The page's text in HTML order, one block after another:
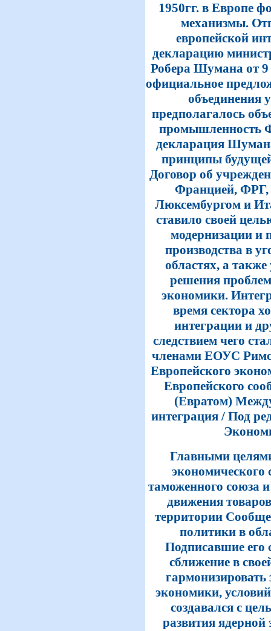
1950гг. в Европе
механизмы.
европейской
декларацию
Робера Шумана от 9
официальное
объединения
предполагалось
промышленность
декларация
принципы
Договор об
Францией, ФРГ,
Люксембургом и
ставило своей
модернизации и
производства в
областях, а
решения проблем
экономики.
время сектора
интеграции и
следствием чего
членами ЕОУС
Европейского
Европейского
(Евратом)
интеграция / Под
Главными
экономического
таможенного союза
движения
территории
политики в
Подписавшие его
сближение в
гармонизировать
экономики,
создавался с
развития